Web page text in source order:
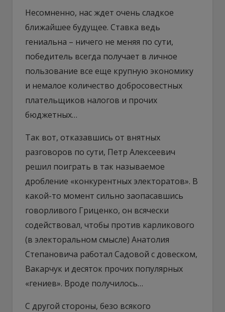
Несомненно, нас ждет очень сладкое
ближайшее будущее. Ставка ведь
гениальна – ничего не меняя по сути,
победитель всегда получает в личное
пользование все еще крупную экономику
и немалое количество добросовестных
плательщиков налогов и прочих
бюджетных…
Так вот, отказавшись от внятных
разговоров по сути, Петр Алексеевич
решил поиграть в так называемое
дробление «конкурентных электоратов». В
какой-то момент сильно заопасавшись
говорливого Гриценко, он всячески
содействовал, чтобы против карликового
(в электоральном смысле) Анатолия
Степановича работал Садовой с довеском,
Вакарчук и десяток прочих популярных
«гениев». Вроде получилось…
С другой стороны, безо всякого